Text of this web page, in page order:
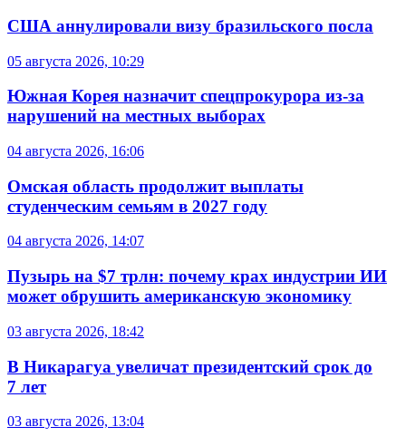
США аннулировали визу бразильского посла
05 августа 2026, 10:29
Южная Корея назначит спецпрокурора из-за
нарушений на местных выборах
04 августа 2026, 16:06
Омская область продолжит выплаты
студенческим семьям в 2027 году
04 августа 2026, 14:07
Пузырь на $7 трлн: почему крах индустрии ИИ
может обрушить американскую экономику
03 августа 2026, 18:42
В Никарагуа увеличат президентский срок до
7 лет
03 августа 2026, 13:04